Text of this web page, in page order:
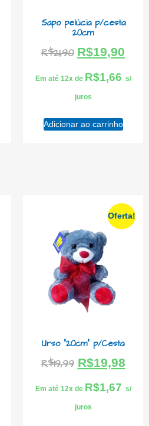
Sapo pelúcia p/cesta
20cm
R$21,90 R$19,90
Em até 12x de R$1,66 s/
juros
Adicionar ao carrinho
Oferta!
Urso “20cm” p/Cesta
R$19,99 R$19,98
Em até 12x de R$1,67 s/
juros